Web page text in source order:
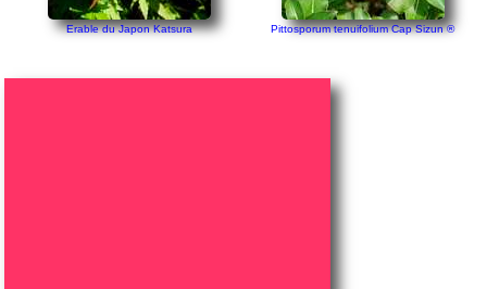
Erable du Japon Katsura Pittosporum tenuifolium Cap Sizun ®